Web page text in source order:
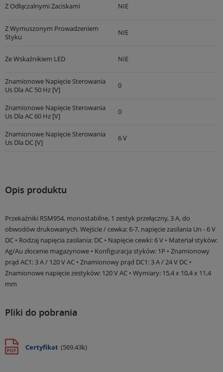
Z Odłączalnymi Zaciskami NIE
Z Wymuszonym Prowadzeniem
Styku
NIE
Ze Wskaźnikiem LED NIE
Znamionowe Napięcie Sterowania
Us Dla AC 50 Hz [V]
0
Znamionowe Napięcie Sterowania
Us Dla AC 60 Hz [V]
0
Znamionowe Napięcie Sterowania
Us Dla DC [V]
6 V
Opis produktu
Przekaźniki RSM954, monostabilne, 1 zestyk przełączny, 3 A, do
obwodów drukowanych. Wejście / cewka: 6-7, napięcie zasilania Un - 6 V
DC • Rodzaj napięcia zasilania: DC • Napięcie cewki: 6 V • Materiał styków:
Ag/Au złocenie magazynowe • Konfiguracja styków: 1P • Znamionowy
prąd AC1: 3 A / 120 V AC • Znamionowy prąd DC1: 3 A / 24 V DC •
Znamionowe napięcie zestyków: 120 V AC • Wymiary: 15,4 x 10,4 x 11,4
mm
Pliki do pobrania
Certyfikat (569.43k)